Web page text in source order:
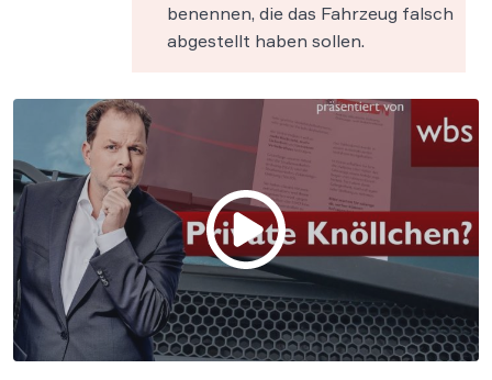
benennen, die das Fahrzeug falsch
abgestellt haben sollen.